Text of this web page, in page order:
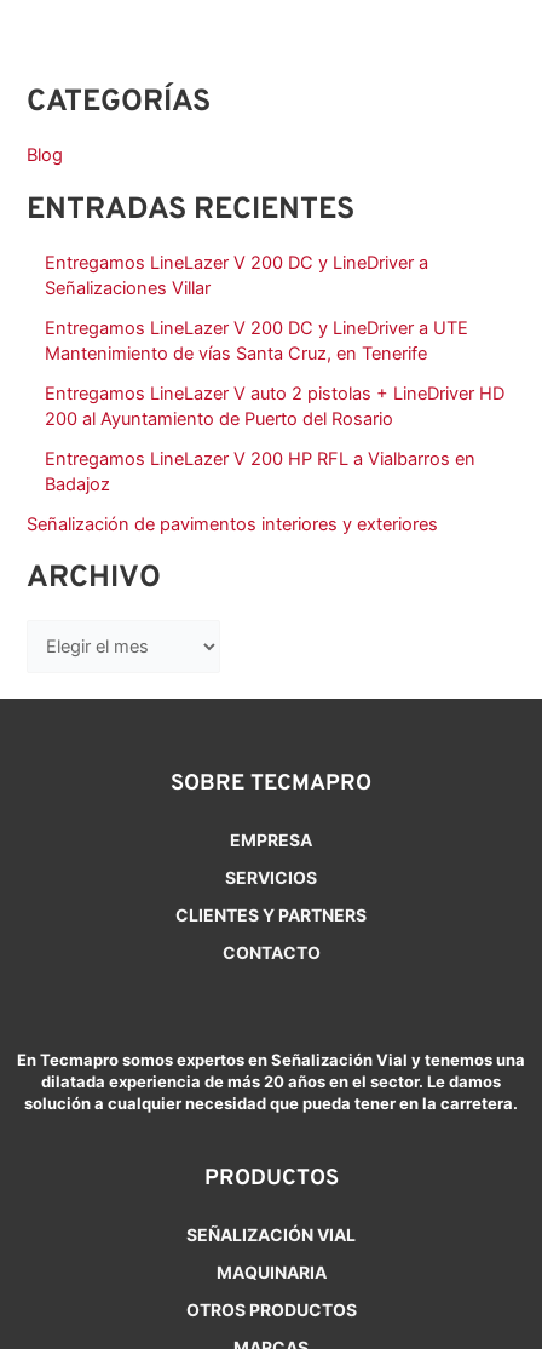
CATEGORÍAS
Blog
ENTRADAS RECIENTES
Entregamos LineLazer V 200 DC y LineDriver a
Señalizaciones Villar
Entregamos LineLazer V 200 DC y LineDriver a UTE
Mantenimiento de vías Santa Cruz, en Tenerife
Entregamos LineLazer V auto 2 pistolas + LineDriver HD
200 al Ayuntamiento de Puerto del Rosario
Entregamos LineLazer V 200 HP RFL a Vialbarros en
Badajoz
Señalización de pavimentos interiores y exteriores
ARCHIVO
SOBRE TECMAPRO
EMPRESA
SERVICIOS
CLIENTES Y PARTNERS
CONTACTO
En Tecmapro somos expertos en Señalización Vial y tenemos una
dilatada experiencia de más 20 años en el sector. Le damos
solución a cualquier necesidad que pueda tener en la carretera.
PRODUCTOS
SEÑALIZACIÓN VIAL
MAQUINARIA
OTROS PRODUCTOS